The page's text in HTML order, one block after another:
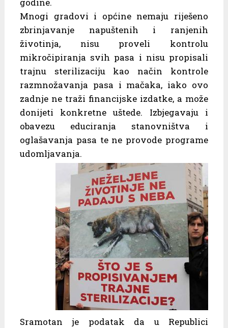
Mnogi gradovi i općine nemaju riješeno
zbrinjavanje napuštenih i ranjenih
životinja, nisu proveli kontrolu
mikročipiranja svih pasa i nisu propisali
trajnu sterilizaciju kao način kontrole
razmnožavanja pasa i mačaka, iako ovo
zadnje ne traži financijske izdatke, a može
donijeti konkretne uštede. Izbjegavaju i
obavezu educiranja stanovništva i
oglašavanja pasa te ne provode programe
udomljavanja.
Sramotan je podatak da u Republici